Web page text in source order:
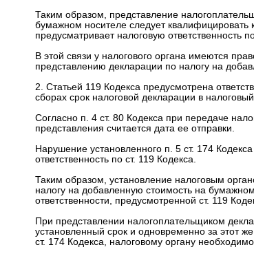
Таким образом, представление
бумажном носителе следует квалифицировать
предусматривает налоговую ответственность
В этой связи у налогового органа имеются
представлению декларации по налогу на
2. Статьей 119 Кодекса предусмотрена
сборах срок налоговой декларации в
Согласно п. 4 ст. 80 Кодекса при передаче
представления считается дата ее отправки.
Нарушение установленного п. 5 ст. 174
ответственность по ст. 119 Кодекса.
Таким образом, установление налоговым
налогу на добавленную стоимость на
ответственности, предусмотренной ст. 119
При представлении налогоплательщиком
установленный срок и одновременно за этот
ст. 174 Кодекса, налоговому органу